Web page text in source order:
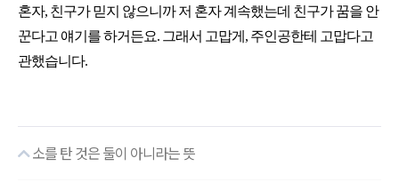
혼자, 친구가 믿지 않으니까 저 혼자 계속했는데 친구가 꿈을 안
꾼다고 얘기를 하거든요. 그래서 고맙게, 주인공한테 고맙다고
관했습니다.
소를 탄 것은 둘이 아니라는 뜻